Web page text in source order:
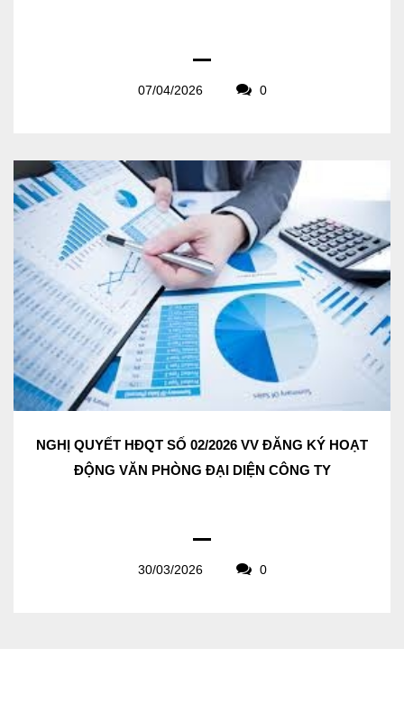
07/04/2026 0
NGHỊ QUYẾT HĐQT SỐ 02/2026 VV ĐĂNG KÝ HOẠT
ĐỘNG VĂN PHÒNG ĐẠI DIỆN CÔNG TY
30/03/2026 0